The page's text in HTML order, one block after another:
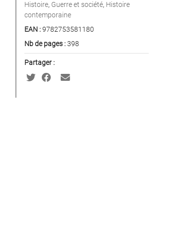
Histoire, Guerre et société, Histoire
contemporaine
EAN :9782753581180
Nb de pages :398
Partager :